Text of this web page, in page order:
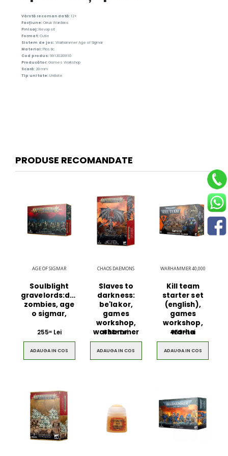
Vârstă recomandată:12+
Facțiune:Orruk Warclans
Finisaj:Nevopsit
Format:Cutie
Sistem de joc: Warhammer Age of Sigmar
Material:Plastic
Cod produs:99120209110
Producător: Games Workshop
Scară:28 mm
Tip unitate:Unitate
PRODUSE RECOMANDATE
AGE OF SIGMAR
Soulblight
gravelords:deadwalker
zombies, age
o sigmar,
25500Lei
ADAUGA IN COS
CHAOS DAEMONS
Slaves to
darkness:
be'lakor,
games
workshop,
warhammer
68800Lei
ADAUGA IN COS
WARHAMMER 40,000
Kill team
starter set
(english),
games
workshop,
warha
45900 Lei
ADAUGA IN COS